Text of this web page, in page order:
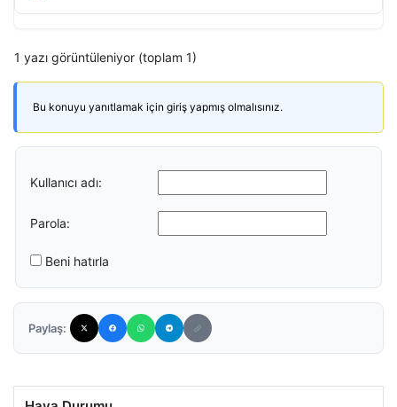
1 yazı görüntüleniyor (toplam 1)
Bu konuyu yanıtlamak için giriş yapmış olmalısınız.
Kullanıcı adı:
Parola:
Beni hatırla
Paylaş: